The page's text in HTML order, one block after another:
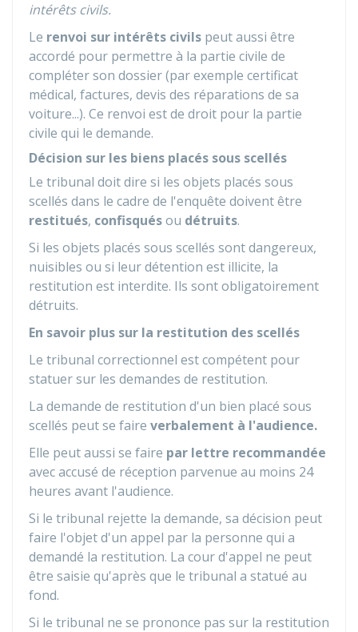
intérêts civils.
Le renvoi sur intérêts civils peut aussi être
accordé pour permettre à la partie civile de
compléter son dossier (par exemple certificat
médical, factures, devis des réparations de sa
voiture...). Ce renvoi est de droit pour la partie
civile qui le demande.
Décision sur les biens placés sous scellés
Le tribunal doit dire si les objets placés sous
scellés dans le cadre de l'enquête doivent être
restitués, confisquésou détruits.
Si les objets placés sous scellés sont dangereux,
nuisibles ou si leur détention est illicite, la
restitution est interdite. Ils sont obligatoirement
détruits.
En savoir plus sur la restitution des scellés
Le tribunal correctionnel est compétent pour
statuer sur les demandes de restitution.
La demande de restitution d'un bien placé sous
scellés peut se faire verbalement à l'audience.
Elle peut aussi se faire par lettre recommandée
avec accusé de réception parvenue au moins 24
heures avant l'audience.
Si le tribunal rejette la demande, sa décision peut
faire l'objet d'un appel par la personne qui a
demandé la restitution. La cour d'appel ne peut
être saisie qu'après que le tribunal a statué au
fond.
Si le tribunal ne se prononce pas sur la restitution